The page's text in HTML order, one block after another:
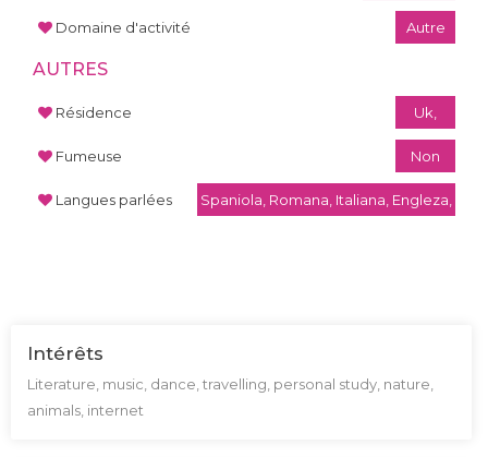
Domaine d'activité Autre
AUTRES
Résidence Uk,
Fumeuse Non
Langues parlées Spaniola, Romana, Italiana, Engleza,
Intérêts
Literature, music, dance, travelling, personal study, nature,
animals, internet